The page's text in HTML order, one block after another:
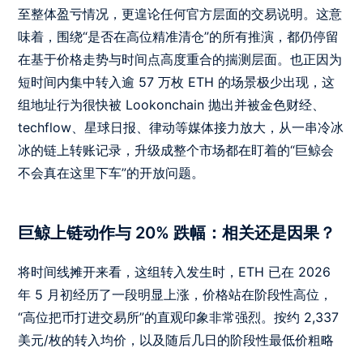
至整体盈亏情况，更遑论任何官方层面的交易说明。这意
味着，围绕“是否在高位精准清仓”的所有推演，都仍停留
在基于价格走势与时间点高度重合的揣测层面。也正因为
短时间内集中转入逾 57 万枚 ETH 的场景极少出现，这
组地址行为很快被 Lookonchain 抛出并被金色财经、
techflow、星球日报、律动等媒体接力放大，从一串冷冰
冰的链上转账记录，升级成整个市场都在盯着的“巨鲸会
不会真在这里下车”的开放问题。
巨鲸上链动作与 20% 跌幅：相关还是因果？
将时间线摊开来看，这组转入发生时，ETH 已在 2026
年 5 月初经历了一段明显上涨，价格站在阶段性高位，
“高位把币打进交易所”的直观印象非常强烈。按约 2,337
美元/枚的转入均价，以及随后几日的阶段性最低价粗略